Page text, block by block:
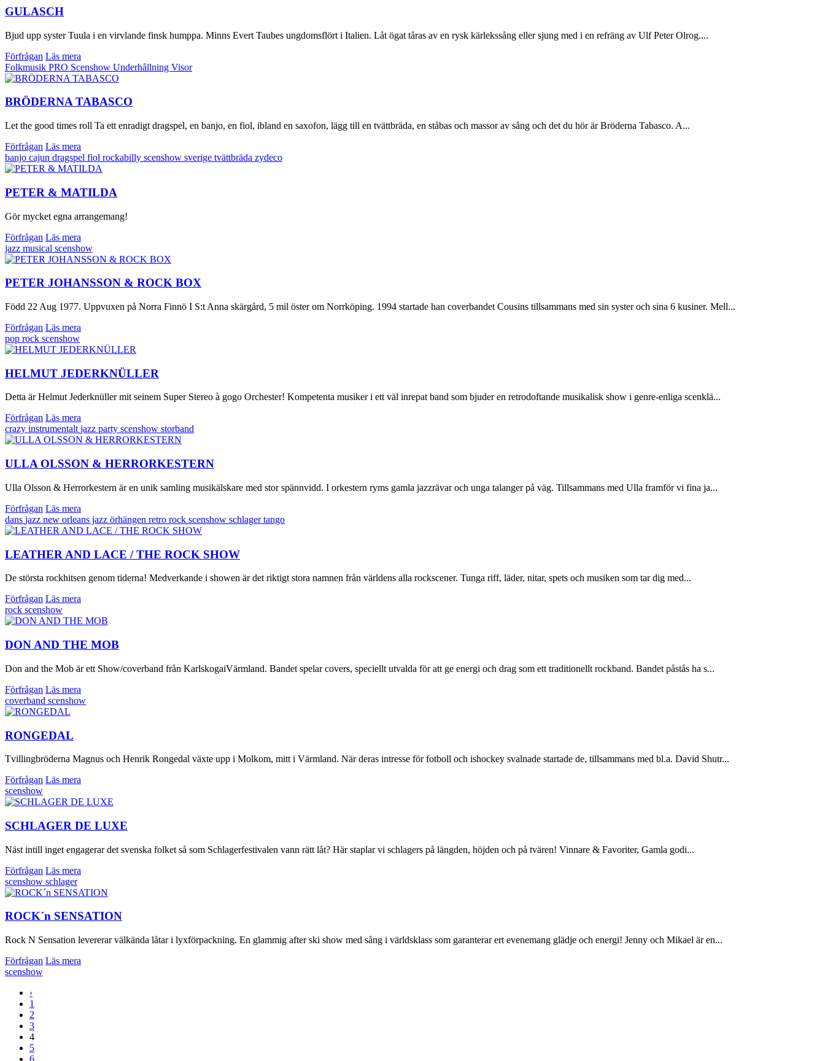
GULASCH
Bjud upp syster Tuula i en virvlande finsk humppa. Minns Evert Taubes ungdomsflört i Italien. Låt ögat tåras av en rysk kärlekssång eller sjung med i en refräng av Ulf Peter Olrog....
Förfrågan Läs mera
Folkmusik PRO Scenshow Underhållning Visor
BRÖDERNA TABASCO
Let the good times roll Ta ett enradigt dragspel, en banjo, en fiol, ibland en saxofon, lägg till en tvättbräda, en ståbas och massor av sång och det du hör är Bröderna Tabasco. A...
Förfrågan Läs mera
banjo cajun dragspel fiol rockabilly scenshow sverige tvättbräda zydeco
PETER & MATILDA
Gör mycket egna arrangemang!
Förfrågan Läs mera
jazz musical scenshow
PETER JOHANSSON & ROCK BOX
Född 22 Aug 1977. Uppvuxen på Norra Finnö I S:t Anna skärgård, 5 mil öster om Norrköping. 1994 startade han coverbandet Cousins tillsammans med sin syster och sina 6 kusiner. Mell...
Förfrågan Läs mera
pop rock scenshow
HELMUT JEDERKNÜLLER
Detta är Helmut Jederknüller mit seinem Super Stereo à gogo Orchester! Kompetenta musiker i ett väl inrepat band som bjuder en retrodoftande musikalisk show i genre-enliga scenklä...
Förfrågan Läs mera
crazy instrumentaltjazz party scenshow storband
ULLA OLSSON & HERRORKESTERN
Ulla Olsson & Herrorkestern är en unik samling musikälskare med stor spännvidd. I orkestern ryms gamla jazzrävar och unga talanger på väg. Tillsammans med Ulla framför vi fina ja...
Förfrågan Läs mera
dans jazz new orleans jazz örhängen retro rock scenshow schlagertango
LEATHER AND LACE / THE ROCK SHOW
De största rockhitsen genom tiderna! Medverkande i showen är det riktigt stora namnen från världens alla rockscener. Tunga riff, läder, nitar, spets och musiken som tar dig med...
Förfrågan Läs mera
rock scenshow
DON AND THE MOB
Don and the Mob är ett Show/coverband från KarlskogaiVärmland. Bandet spelar covers, speciellt utvalda för att ge energi och drag som ett traditionellt rockband. Bandet påstås ha s...
Förfrågan Läs mera
coverband scenshow
RONGEDAL
Tvillingbröderna Magnus och Henrik Rongedal växte upp i Molkom, mitt i Värmland. När deras intresse för fotboll och ishockey svalnade startade de, tillsammans med bl.a. David Shutr...
Förfrågan Läs mera
scenshow
SCHLAGER DE LUXE
Näst intill inget engagerar det svenska folket så som Schlagerfestivalen vann rätt låt? Här staplar vi schlagers på längden, höjden och på tvären! Vinnare & Favoriter, Gamla godi...
Förfrågan Läs mera
scenshow schlager
ROCK´n SENSATION
Rock N Sensation levererar välkända låtar i lyxförpackning. En glammig after ski show med sång i världsklass som garanterar ert evenemang glädje och energi! Jenny och Mikael är en...
Förfrågan Läs mera
scenshow
‹
1
2
3
4
5
6